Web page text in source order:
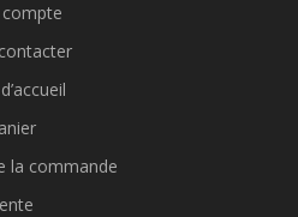
la commande